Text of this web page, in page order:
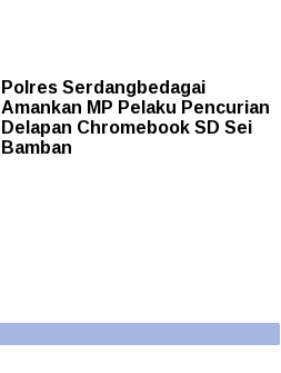
Polres Serdangbedagai
Amankan MP Pelaku Pencurian
Delapan Chromebook SD Sei
Bamban